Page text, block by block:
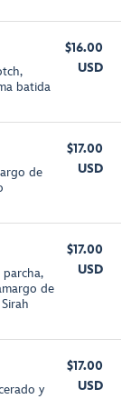
batida
$16.00
USD
de
$17.00
USD
de
$17.00
USD
y
$17.00
USD